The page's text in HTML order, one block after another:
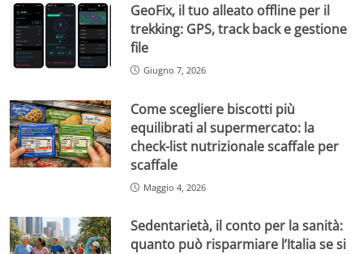
GeoFix, il tuo alleato offline per il
trekking: GPS, track back e gestione
file
Giugno 7, 2026
Come scegliere biscotti più
equilibrati al supermercato: la
check-list nutrizionale scaffale per
scaffale
Maggio 4, 2026
Sedentarietà, il conto per la sanità:
quanto può risparmiare l’Italia se si